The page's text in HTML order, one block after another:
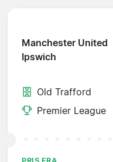
Manchester United
Ipswich
Old Trafford
Premier League